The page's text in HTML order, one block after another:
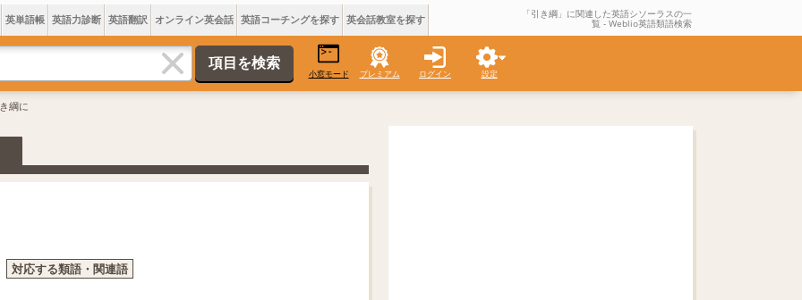
英単語帳 英語力診断 英語翻訳 オンライン英会話 英語コーチングを探す 英会話教室を探す 「引き綱」に関連した英語シソーラスの一
覧 - Weblio英語類語検索
小窓モード プレミアム ログイン 設定
綱に
対応する類語・関連語